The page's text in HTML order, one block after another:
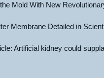
Mold With New
Membrane Detailed in
Artificial kidney could